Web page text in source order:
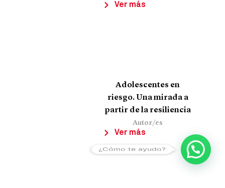
Ver más
Adolescentes en
riesgo. Una mirada a
partir de la resiliencia
Autor/es
Ver más
¿Cómo te ayudo?